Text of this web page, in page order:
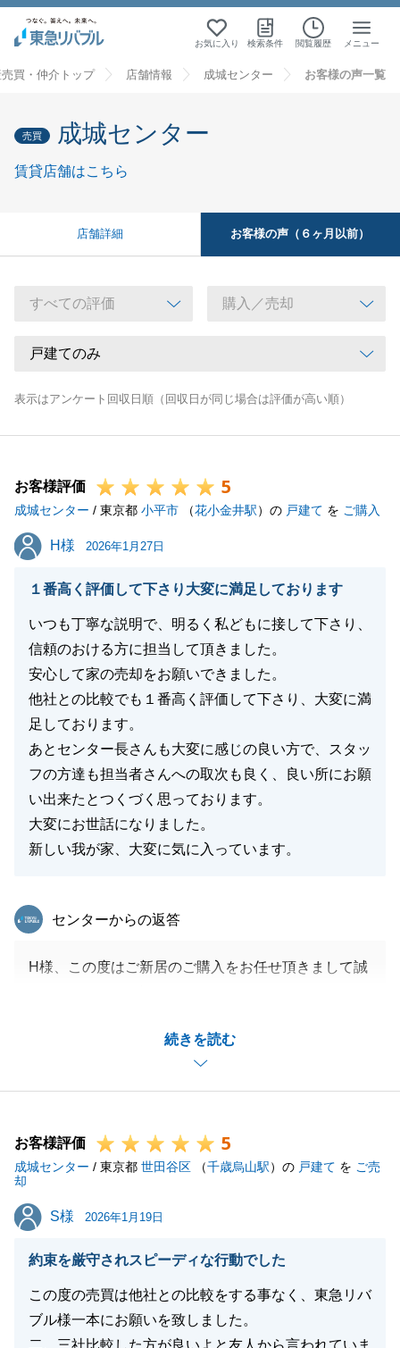
お気に入り 検索条件 閲覧履歴 メニュー
買・仲介トップ 店舗情報 成城センター お客様の声一覧
売買 成城センター
賃貸店舗はこちら
店舗詳細 お客様の声（６ヶ月以前）
表示はアンケート回収日順（回収日が同じ場合は評価が高い順）
お客様評価 5
成城センター / 東京都 小平市 （花小金井駅）の 戸建て を ご購入
H様
H様 2026年1月27日
１番高く評価して下さり大変に満足しております
いつも丁寧な説明で、明るく私どもに接して下さり、
信頼のおける方に担当して頂きました。
安心して家の売却をお願いできました。
他社との比較でも１番高く評価して下さり、大変に満
足しております。
あとセンター長さんも大変に感じの良い方で、スタッ
フの方達も担当者さんへの取次も良く、良い所にお願
い出来たとつくづく思っております。
大変にお世話になりました。
新しい我が家、大変に気に入っています。
続きを読む
東急リバブル
センターからの返答
H様、この度はご新居のご購入をお任せ頂きまして誠
しの作業は大きなご負担であったと思います。
全てがスムーズに動いた訳でなく、ご不安な事も多か
ったと思いますが、最後まで私にお任せを頂けたこと
今後もご家族皆様のご健康をお祈りしております。
お客様評価 5
成城センター / 東京都 世田谷区 （千歳烏山駅）の 戸建て を ご売
却
S様
S様 2026年1月19日
約束を厳守されスピーディな行動でした
この度の売買は他社との比較をする事なく、東急リバ
ブル様一本にお願いを致しました。
二、三社比較した方が良いよと友人から言われていま